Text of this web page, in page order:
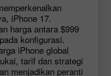
iPhone 17.
harga antara $999
konfigurasi.
iPhone global
tarif dan strategi
menjadikan peranti